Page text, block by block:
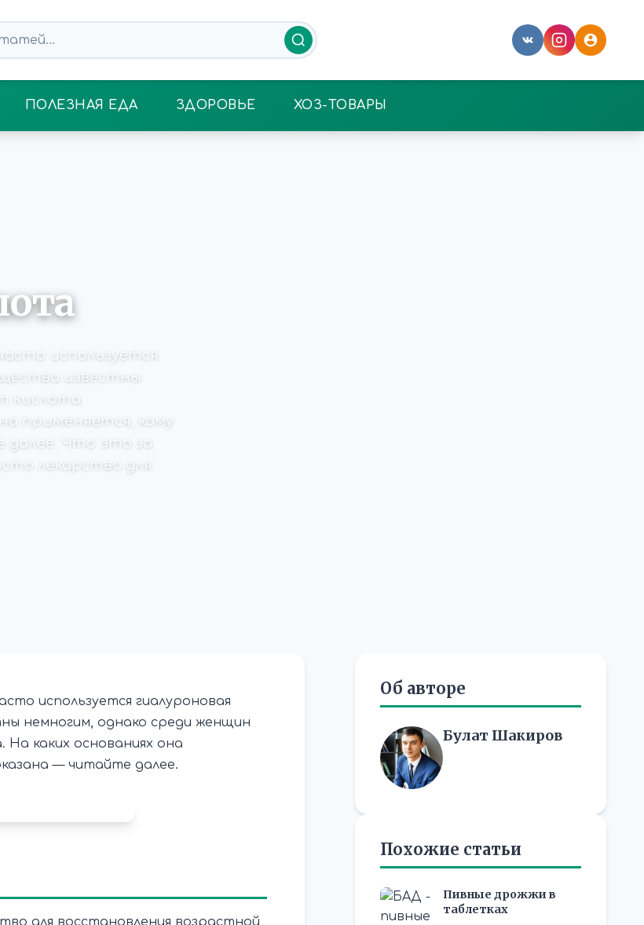
ПОЛЕЗНАЯ ЕДА ЗДОРОВЬЕ ХОЗ-ТОВАРЫ
используется
известны
кислота
применяется, кому
далее. Что это за
лекарство для
используется гиалуроновая
немногим, однако среди женщин
каких основаниях она
— читайте далее.
для восстановления возрастной
Об авторе
Булат Шакиров
Похожие статьи
Пивные дрожжи в
таблетках